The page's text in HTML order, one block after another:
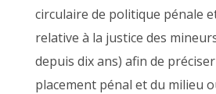
circulaire de politique pénale
relative à la justice des
depuis dix ans) afin de
placement pénal et du milieu